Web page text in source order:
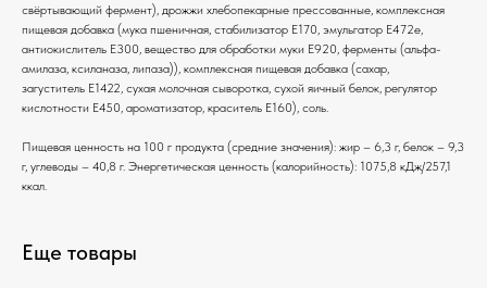
свёртывающий фермент), дрожжи хлебопекарные прессованные, комплексная
пищевая добавка (мука пшеничная, стабилизатор Е170, эмульгатор Е472е,
антиокислитель Е300, вещество для обработки муки Е920, ферменты (альфа-
амилаза, ксиланаза, липаза)), комплексная пищевая добавка (сахар,
загуститель Е1422, сухая молочная сыворотка, сухой яичный белок, регулятор
кислотности Е450, ароматизатор, краситель Е160), соль.
Пищевая ценность на 100 г продукта (средние значения): жир – 6,3 г, белок – 9,3
г, углеводы – 40,8 г. Энергетическая ценность (калорийность): 1075,8 кДж/257,1
ккал.
Еще товары